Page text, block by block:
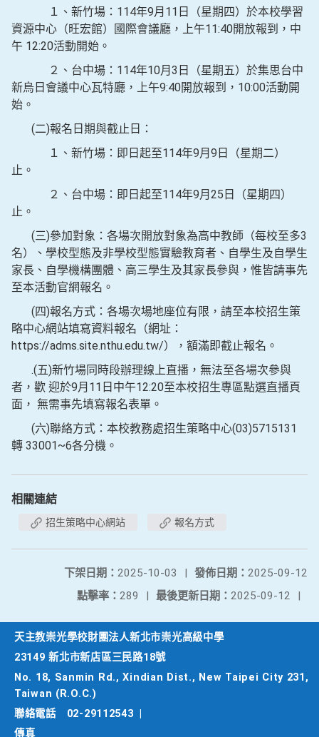
１、新竹場：114年9月11日（星期四）於本校學習
資源中心（旺宏館）國際會議廳，上午11:40開放報到，中
午 12:20活動開始。
２、台中場：114年10月3日（星期五）於集思台中
新烏日會議中心瓦特廳，上午9:40開放報到，10:00活動開
始。
(二)報名日期與截止日：
１、新竹場：即日起至114年9月9日（星期二）
止。
２、台中場：即日起至114年9月25日（星期四）
止。
(三)參加對象：各場次開放對象為高中教師（每校至多3
名）、學校型態及非學校型態實驗教育者、自學生及自學生
家長、自學機構團體、高三學生及其家長參與，惟皆請事先
至本活動官網報名。
(四)報名方式：各場次場地座位有限，請至本校招生策
略中心網站填寫資料報名（網址：
https://adms.site.nthu.edu.tw/），額滿即截止報名。
.(五)新竹場同時段辦理線上直播，無法至各場次參與
者，歡 迎於9月11日中午12:20至本校招生專區點選直播頁
面， 無需事先填寫報名表單。
(六)聯絡方式：本校教務處招生策略中心(03)5715131
轉 33001~6各分機。
相關連結
招生策略中心網站 報名方式
發佈日期： 2025-09-12
下架日期： 2025-10-03
|
最後更新日期： 2025-09-12 |
點擊率： 289 |
天主教崇光學校財團法人新北市崇光高級中學
23149 新北市新店區三民路18號
No. 18, Sanmin Rd., Xindian Dist., New Taipei City 231,
Taiwan (R.O.C.)
聯絡電話
02-29112543
傳真